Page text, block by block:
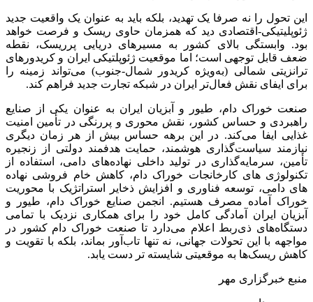
این تحول را نه صرفا یک تهدید، بلکه باید به عنوان یک واقعیت جدید
ژئوپلیتیکی-اقتصادی دید که همزمان حاوی ریسک و فرصت خواهد
بود. وابستگی بالای کشور به مسیرهای دریایی پرریسک، نقطه
ضعف قابل توجهی است؛ اما موقعیت ژئوپلتیکی ایران و کریدورهای
ترانزیتی شمالی (به‌ویژه کریدور شمال-جنوب) می‌تواند زمینه را
برای ایفای نقش فعال‌تر ایران در شبکه تجارت جدید فراهم کند.
صنعت خوراک دام، طیور و آبزیان ایران به عنوان یکی از صنایع
راهبردی و حساس کشور، نقش محوری و پررنگی در تأمین امنیت
غذایی ایفا می‌کند. در این برهه حساس بیش از هر زمان دیگری
نیازمند سیاست‌گذاری هوشمند، حمایت هدفمند دولتی از زنجیره
تأمین، سرمایه‌گذاری در تولید داخلی نهاده‌های دامی، استفاده از
تکنولوژی های کارخانجات خوراک دام، کاهش خام فروشی نهاده
های دامی، توسعه فناوری و افزایش ذخایر استراتژیک با محوریت
خوراک آماده مصرف هستیم. انجمن صنایع خوراک دام، طیور و
آبزیان ایران آمادگی کامل خود را برای همکاری نزدیک با تمامی
دستگاه‌های ذی‌ربط اعلام می‌دارد تا صنعت خوراک دام کشور در
مواجهه با این تحولات جهانی، نه تنها تاب‌آور بماند، بلکه با تقویت و
کاهش ریسک‌ها به موقعیتی شایسته تر دست یابد.
منبع خبرگزاری مهر